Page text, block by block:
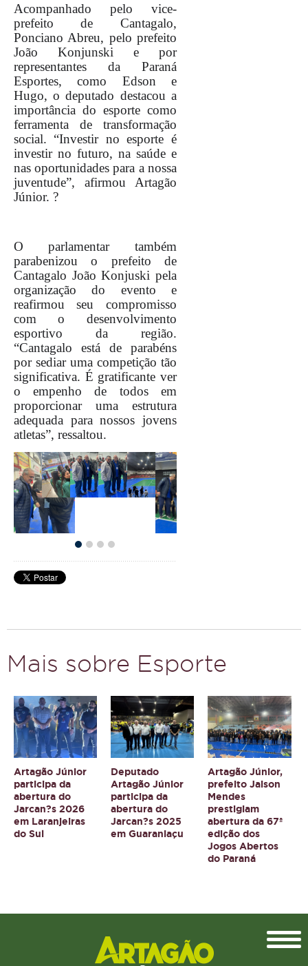
Acompanhado pelo vice-
prefeito de Cantagalo,
Ponciano Abreu, pelo prefeito
João Konjunski e por
representantes da Paraná
Esportes, como Edson e
Hugo, o deputado destacou a
importância do esporte como
ferramenta de transformação
social. “Investir no esporte é
investir no futuro, na saúde e
nas oportunidades para a nossa
juventude”, afirmou Artagão
Júnior. ?
O parlamentar também
parabenizou o prefeito de
Cantagalo João Konjuski pela
organização do evento e
reafirmou seu compromisso
com o desenvolvimento
esportivo da região.
“Cantagalo está de parabéns
por sediar uma competição tão
significativa. É gratificante ver
o empenho de todos em
proporcionar uma estrutura
adequada para nossos jovens
atletas”, ressaltou.
Mais sobre Esporte
Artagão Júnior
participa da
abertura do
Jarcan?s 2026
em Laranjeiras
do Sul
Deputado
Artagão Júnior
participa da
abertura do
Jarcan?s 2025
em Guaraniaçu
Artagão Júnior,
prefeito Jaison
Mendes
prestigiam
abertura da 67ª
edição dos
Jogos Abertos
do Paraná